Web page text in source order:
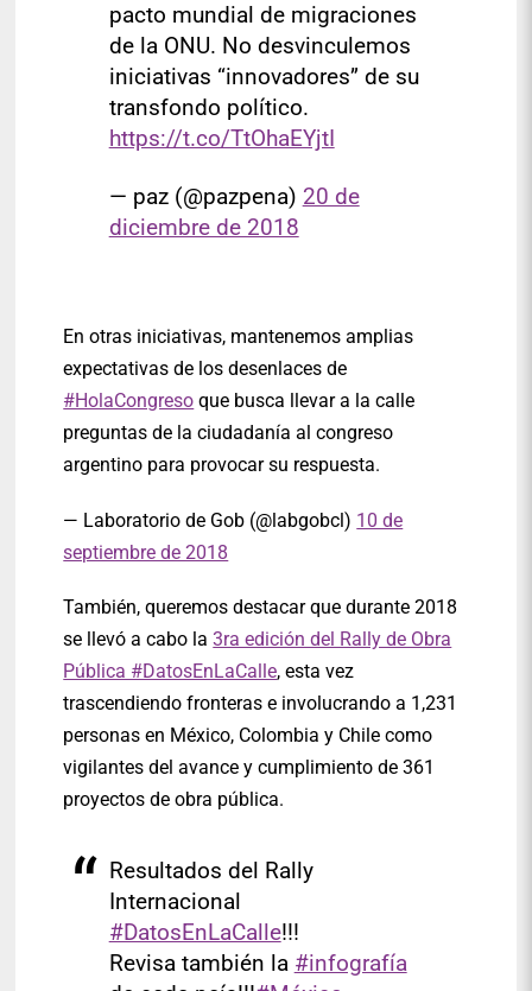
pacto mundial de migraciones
de la ONU. No desvinculemos
iniciativas “innovadores” de su
transfondo político.
https://t.co/TtOhaEYjtI
— paz (@pazpena) 20 de
diciembre de 2018
En otras iniciativas, mantenemos amplias
expectativas de los desenlaces de
#HolaCongreso que busca llevar a la calle
preguntas de la ciudadanía al congreso
argentino para provocar su respuesta.
— Laboratorio de Gob (@labgobcl) 10 de
septiembre de 2018
También, queremos destacar que durante 2018
se llevó a cabo la3ra edición del Rally de Obra
Pública #DatosEnLaCalle, esta vez
trascendiendo fronteras e involucrando a 1,231
personas en México, Colombia y Chile como
vigilantes del avance y cumplimiento de 361
proyectos de obra pública.
Resultados del Rally
Internacional
#DatosEnLaCalle!!!
Revisa también la #infografía